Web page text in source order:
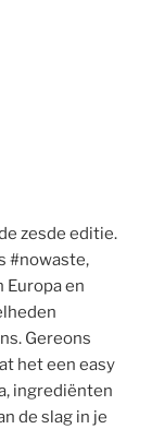
zesde editie.
#nowaste,
Europa en
Gereons
het een easy
ingrediënten
de slag in je